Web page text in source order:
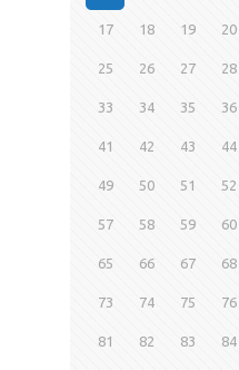
17 18 19 20
25 26 27 28
33 34 35 36
41 42 43 44
49 50 51 52
57 58 59 60
65 66 67 68
73 74 75 76
81 82 83 84